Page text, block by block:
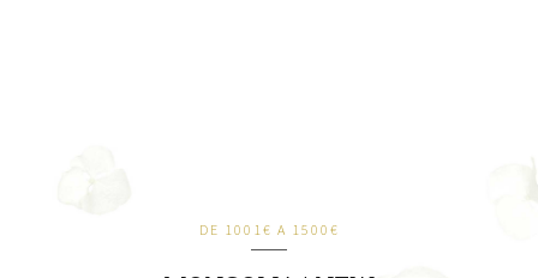
DE 1001€ A 1500€